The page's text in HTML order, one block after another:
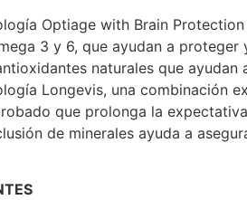
Optiage with Brain
3 y 6, que ayudan a
naturales que
Longevis, una combinación
que prolonga la
de minerales ayuda a